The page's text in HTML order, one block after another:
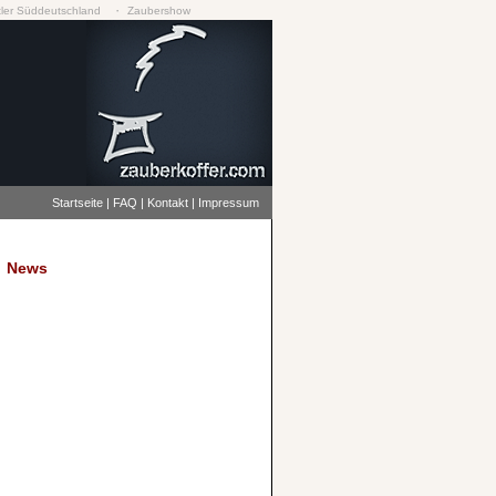
Süddeutschland · Zaubershow
Startseite | FAQ | Kontakt | Impressum
News